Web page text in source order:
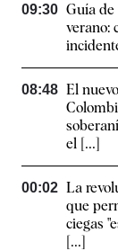
09:30 Guía
verano:
08:48 El
el [...]
00:02 La
que
ciegas
[...]